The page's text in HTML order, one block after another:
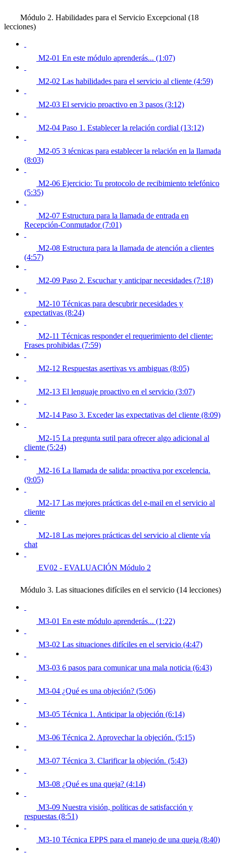
Módulo 2. Habilidades para el Servicio Excepcional (18
lecciones)
M2-01 En este módulo aprenderás... (1:07)
M2-02 Las habilidades para el servicio al cliente (4:59)
M2-03 El servicio proactivo en 3 pasos (3:12)
M2-04 Paso 1. Establecer la relación cordial (13:12)
M2-05 3 técnicas para establecer la relación en la llamada
(8:03)
M2-06 Ejercicio: Tu protocolo de recibimiento telefónico
(5:35)
M2-07 Estructura para la llamada de entrada en
Recepción-Conmutador (7:01)
M2-08 Estructura para la llamada de atención a clientes
(4:57)
M2-09 Paso 2. Escuchar y anticipar necesidades (7:18)
M2-10 Técnicas para descubrir necesidades y
expectativas (8:24)
M2-11 Técnicas responder el requerimiento del cliente:
Frases prohibidas (7:59)
M2-12 Respuestas asertivas vs ambiguas (8:05)
M2-13 El lenguaje proactivo en el servicio (3:07)
M2-14 Paso 3. Exceder las expectativas del cliente (8:09)
M2-15 La pregunta sutil para ofrecer algo adicional al
cliente (5:24)
M2-16 La llamada de salida: proactiva por excelencia.
(9:05)
M2-17 Las mejores prácticas del e-mail en el servicio al
cliente
M2-18 Las mejores prácticas del servicio al cliente vía
chat
EV02 - EVALUACIÓN Módulo 2
Módulo 3. Las situaciones difíciles en el servicio (14 lecciones)
M3-01 En este módulo aprenderás... (1:22)
M3-02 Las situaciones difíciles en el servicio (4:47)
M3-03 6 pasos para comunicar una mala noticia (6:43)
M3-04 ¿Qué es una objeción? (5:06)
M3-05 Técnica 1. Anticipar la objeción (6:14)
M3-06 Técnica 2. Aprovechar la objeción. (5:15)
M3-07 Técnica 3. Clarificar la objeción. (5:43)
M3-08 ¿Qué es una queja? (4:14)
M3-09 Nuestra visión, políticas de satisfacción y
respuestas (8:51)
M3-10 Técnica EPPS para el manejo de una queja (8:40)